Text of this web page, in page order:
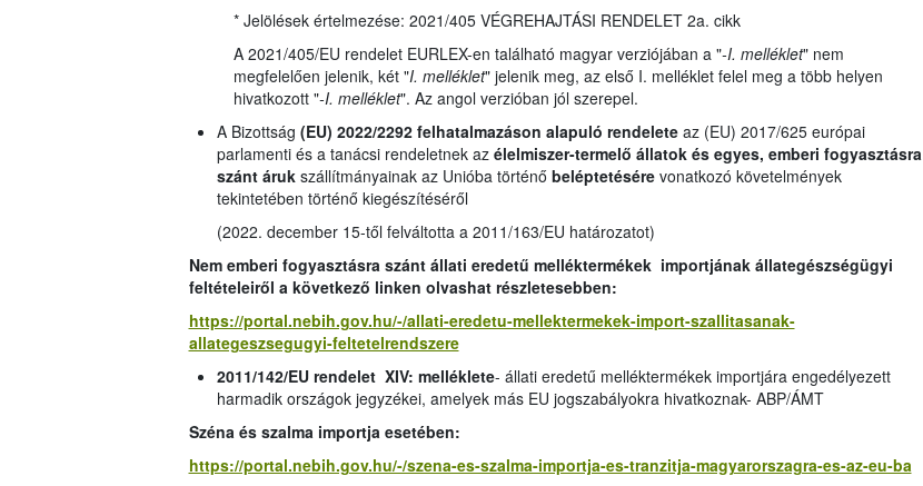
* Jelölések értelmezése: 2021/405 VÉGREHAJTÁSI RENDELET 2a. cikk
A 2021/405/EU rendelet EURLEX-en található magyar verziójában a "-I. melléklet" nem
megfelelően jelenik, két "I. melléklet" jelenik meg, az első I. melléklet felel meg a több helyen
hivatkozott "-I. melléklet". Az angol verzióban jól szerepel.
A Bizottság (EU) 2022/2292 felhatalmazáson alapuló rendeleteaz (EU) 2017/625 európai
parlamenti és a tanácsi rendeletnek az élelmiszer-termelő állatok és egyes, emberi fogyasztásra
szánt árukszállítmányainak az Unióba történő beléptetésére vonatkozó követelmények
tekintetében történő kiegészítéséről
(2022. december 15-től felváltotta a 2011/163/EU határozatot)
Nem emberi fogyasztásra szánt állati eredetű melléktermékek importjának állategészségügyi
feltételeiről a következő linken olvashat részletesebben:
https://portal.nebih.gov.hu/-/allati-eredetu-mellektermekek-import-szallitasanak-
allategeszsegugyi-feltetelrendszere
2011/142/EU rendelet XIV: melléklete- állati eredetű melléktermékek importjára engedélyezett
harmadik országok jegyzékei, amelyek más EU jogszabályokra hivatkoznak- ABP/ÁMT
Széna és szalma importja esetében:
https://portal.nebih.gov.hu/-/szena-es-szalma-importja-es-tranzitja-magyarorszagra-es-az-eu-ba